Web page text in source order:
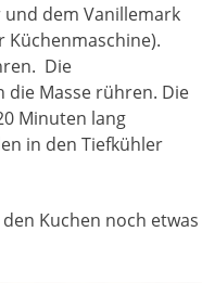
und dem Vanillemark
Die
die Masse rühren. Die
Minuten lang
in den Tiefkühler
Kuchen noch etwas